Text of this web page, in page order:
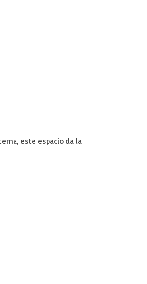
este espacio da la